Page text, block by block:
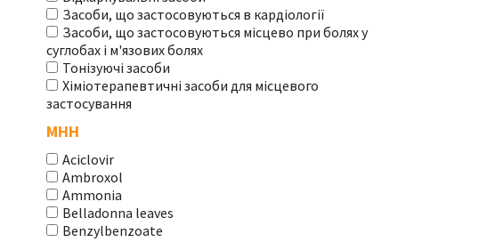
Засоби, що застосовуються в кардіології
Засоби, що застосовуються місцево при болях у
суглобах і м'язових болях
Тонізуючі засоби
Хіміотерапевтичні засоби для місцевого
застосування
МНН
Aciclovir
Ambroxol
Ammonia
Belladonna leaves
Benzylbenzoate